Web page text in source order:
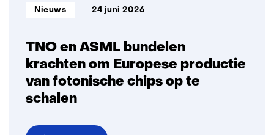
woningen
TNO en ASML bundelen
krachten om Europese productie
van fotonische chips op te
schalen
Informatietype:
Nieuws 24 juni 2026